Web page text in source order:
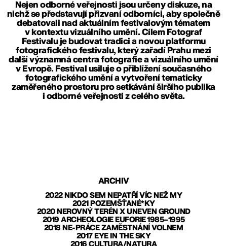
Nejen odborné veřejnosti jsou určeny diskuze, na
nichž se představují přizvaní odborníci, aby společně
debatovali nad aktuálním festivalovým tématem
v kontextu vizuálního umění. Cílem Fotograf
Festivalu je budovat tradici a novou platformu
fotografického festivalu, který zařadí Prahu mezi
další významná centra fotografie a vizuálního umění
v Evropě. Festival usiluje o přiblížení současného
fotografického umění a vytvoření tematicky
zaměřeného prostoru pro setkávání širšího publika
i odborné veřejnosti z celého světa.
ARCHIV
2022 NIKDO SEM NEPATŘÍ VÍC NEŽ MY
2021 POZEMŠŤANÉ*KY
2020 NEROVNÝ TERÉN X UNEVEN GROUND
2019 ARCHEOLOGIE EUFORIE 1985–1995
2018 NE-PRÁCE ZAMĚSTNÁNÍ VOLNEM
2017 EYE IN THE SKY
2016 CULTURA/NATURA